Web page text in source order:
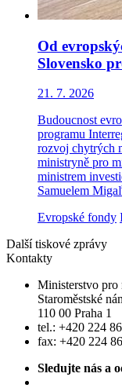
Od
Slovensko
21. 7. 2026
Budoucnost
programu
rozvoj chytrých
ministryně pro
ministrem
Samuelem
Evropské fondy
Další tiskové zprávy
Kontakty
Ministerstvo pro
Staroměstské
110 00 Praha 1
tel.: +420 224
fax: +420 224
Sledujte nás a